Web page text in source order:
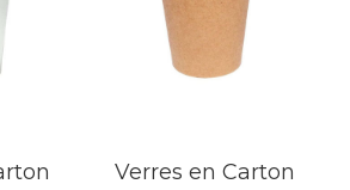
Verres en Carton